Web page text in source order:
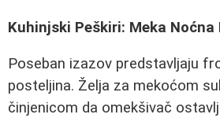
Kuhinjski Peškiri: Meka Noćna
Poseban izazov predstavljaju
posteljina. Želja za mekoćom
činjenicom da omekšivač